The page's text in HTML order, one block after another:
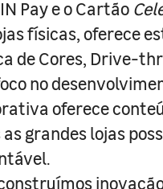
Pay e o Cartão
físicas, oferece
de Cores, Drive-
no
oferece
as grandes lojas